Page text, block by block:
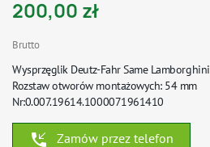
200,00 zł
Brutto
Wysprzęglik Deutz-Fahr Same Lamborghini
Rozstaw otworów montażowych: 54 mm
Nr:0.007.19614.1000071961410
phone_callback
Zamów przez telefon